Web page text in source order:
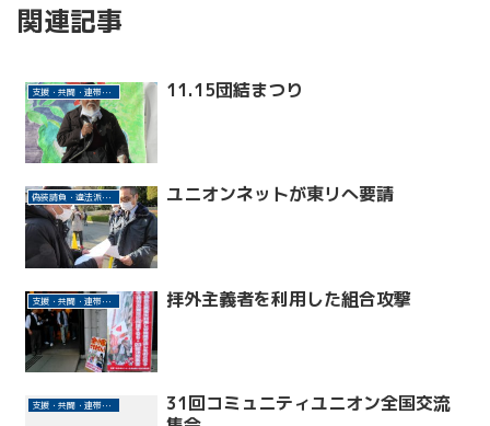
関連記事
支援・共闘・連帯活動 11.15団結まつり
偽装請負・違法派遣許さない(東リ事件) ユニオンネットが東リへ要請
支援・共闘・連帯活動 拝外主義者を利用した組合攻撃
支援・共闘・連帯活動
31回コミュニティユニオン全国交流